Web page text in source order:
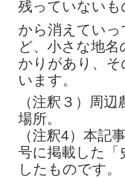
残っていない
から消えていっ
ど、小さな地
かりがあり、
います。
（注釈３）周
場所。
（注釈4）本記
号に掲載した「
したものです。